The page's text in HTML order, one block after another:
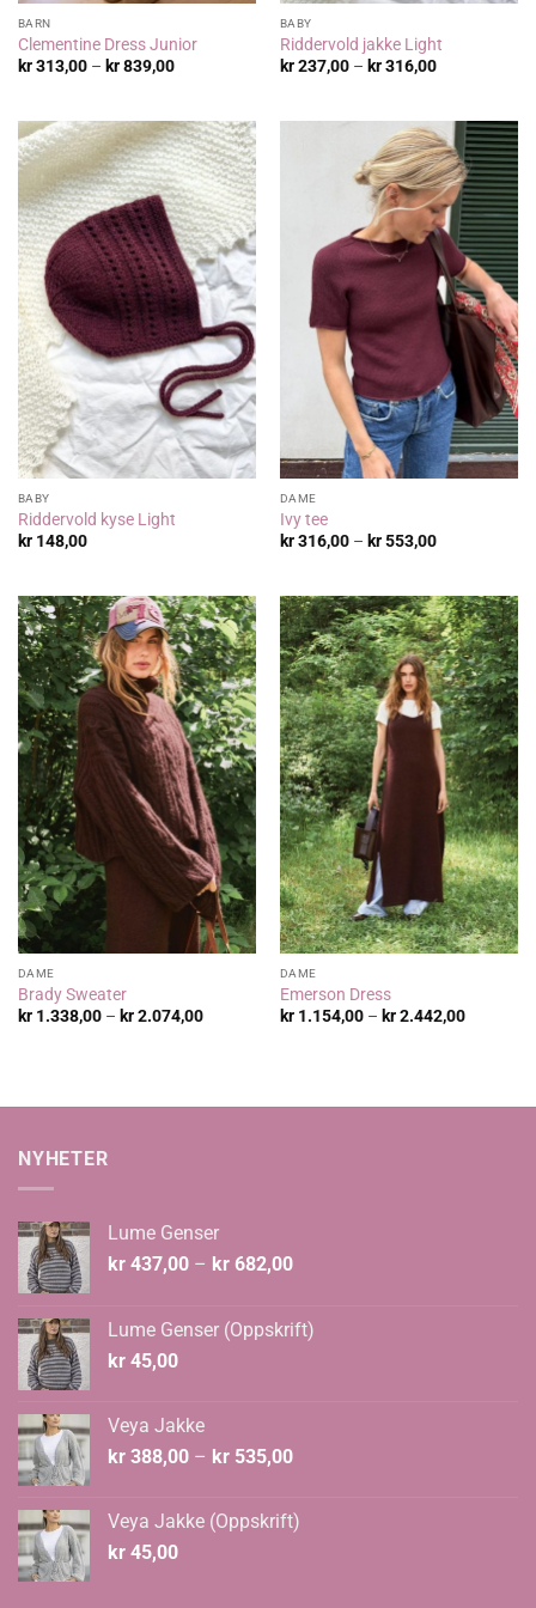
BARN
Clementine Dress Junior
kr313,00 – kr839,00Prisområde:
BABY
Riddervold jakke Light
kr237,00 – kr316,00Prisområde:
BABY
Riddervold kyse Light
kr148,00
DAME
Ivy tee
kr316,00 – kr553,00Prisområde:
DAME
Brady Sweater
kr1.338,00 – kr2.074,00Prisområde:
DAME
Emerson Dress
kr1.154,00 – kr2.442,00
NYHETER
Lume Genser
kr 437,00 – kr 682,00Prisområde:
kr 682,00
Lume Genser (Oppskrift)
kr 45,00
Veya Jakke
kr 388,00 – kr 535,00Prisområde:
kr 535,00
Veya Jakke (Oppskrift)
kr 45,00